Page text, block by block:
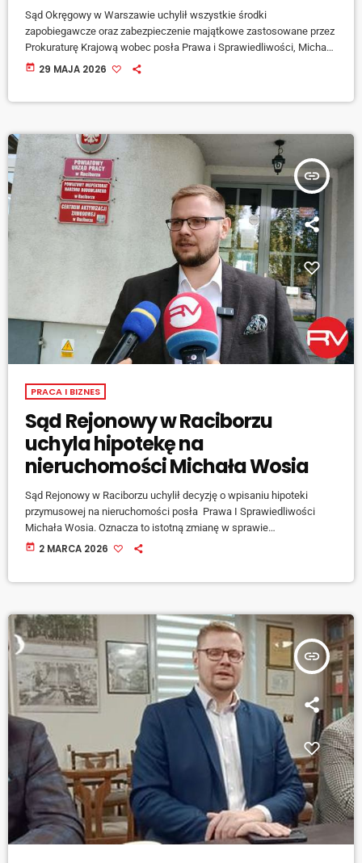
Sąd Okręgowy w Warszawie uchylił wszystkie środki
zapobiegawcze oraz zabezpieczenie majątkowe zastosowane przez
Prokuraturę Krajową wobec posła Prawa i Sprawiedliwości, Michała
Wosia. Chodzi między innymi o zakaz kontaktów, poręczenie
today 29 MAJA 2026
insert_link
PRACA I BIZNES
Sąd Rejonowy w Raciborzu
uchyla hipotekę na
nieruchomości Michała Wosia
Sąd Rejonowy w Raciborzu uchylił decyzję o wpisaniu hipoteki
przymusowej na nieruchomości posła Prawa I Sprawiedliwości
Michała Wosia. Oznacza to istotną zmianę w sprawie
zabezpieczenia majątkowego, które prokuratura zastosowała
funduszu. […]
today 2 MARCA 2026
insert_link